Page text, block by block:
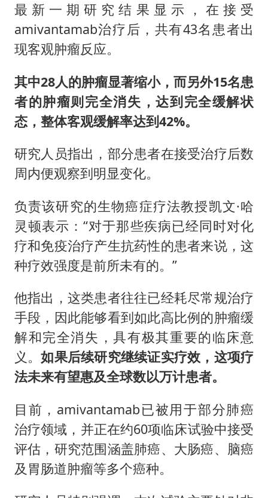
最新一期研究结果显示，在接受
amivantamab治疗后，共有43名患者出
现客观肿瘤反应。
其中28人的肿瘤显著缩小，而另外15名患
者的肿瘤则完全消失，达到完全缓解状
态，整体客观缓解率达到42%。
研究人员指出，部分患者在接受治疗后数
周内便观察到明显变化。
负责该研究的生物癌症疗法教授凯文·哈
灵顿表示：“对于那些疾病已经同时对化
疗和免疫治疗产生抗药性的患者来说，这
种疗效强度是前所未有的。”
他指出，这类患者往往已经耗尽常规治疗
手段，因此能够看到如此高比例的肿瘤缓
解和完全消失，具有极其重要的临床意
义。如果后续研究继续证实疗效，这项疗
法未来有望惠及全球数以万计患者。
目前，amivantamab已被用于部分肺癌
治疗领域，并正在约60项临床试验中接受
评估，研究范围涵盖肺癌、大肠癌、脑癌
及胃肠道肿瘤等多个癌种。